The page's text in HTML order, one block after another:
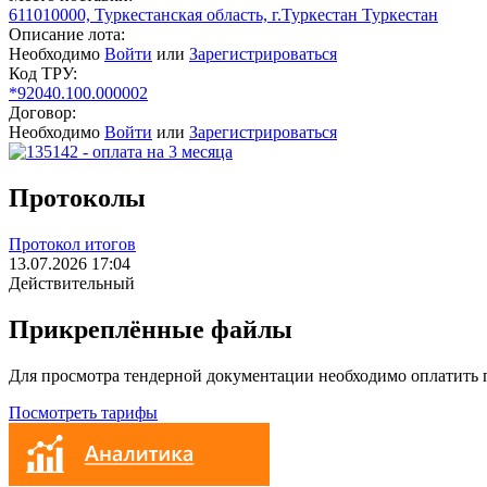
611010000, Туркестанская область, г.Туркестан Туркестан
Описание лота:
Необходимо Войти или Зарегистрироваться
Код ТРУ:
*92040.100.000002
Договор:
Необходимо Войти или Зарегистрироваться
Протоколы
Протокол итогов
13.07.2026 17:04
Действительный
Прикреплённые файлы
Для просмотра тендерной документации необходимо оплатить
Посмотреть тарифы